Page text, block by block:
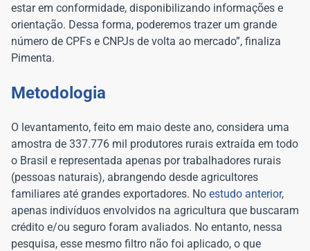
estar em conformidade, disponibilizando informações e
orientação. Dessa forma, poderemos trazer um grande
número de CPFs e CNPJs de volta ao mercado”, finaliza
Pimenta.
Metodologia
O levantamento, feito em maio deste ano, considera uma
amostra de 337.776 mil produtores rurais extraída em todo
o Brasil e representada apenas por trabalhadores rurais
(pessoas naturais), abrangendo desde agricultores
familiares até grandes exportadores. No estudo anterior,
apenas indivíduos envolvidos na agricultura que buscaram
crédito e/ou seguro foram avaliados. No entanto, nessa
pesquisa, esse mesmo filtro não foi aplicado, o que